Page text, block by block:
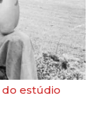
do estúdio